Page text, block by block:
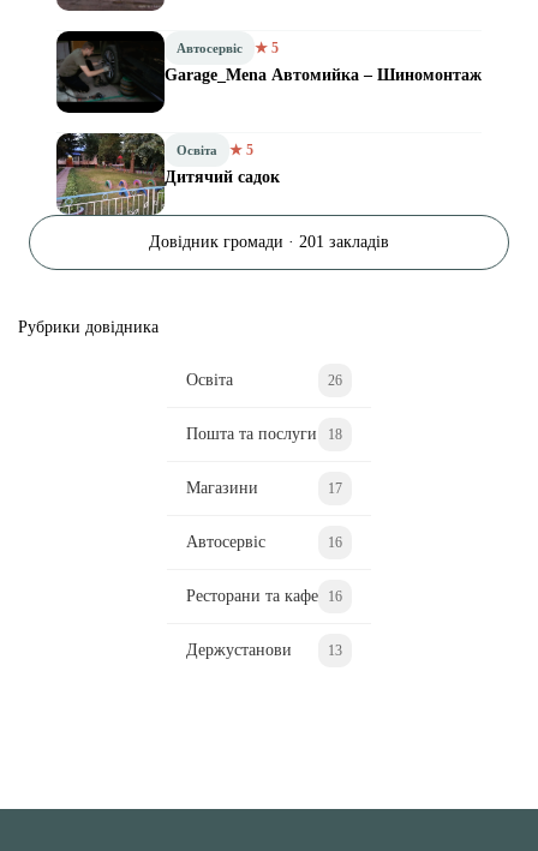
Автосервіс ★ 5
Garage_Mena Автомийка – Шиномонтаж
Освіта ★ 5
Дитячий садок
Довідник громади · 201 закладів
Рубрики довідника
Освіта 26
Пошта та послуги 18
Магазини 17
Автосервіс 16
Ресторани та кафе 16
Держустанови 13